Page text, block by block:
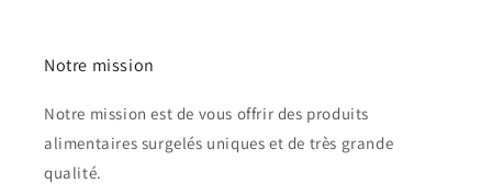
Notre mission
Notre mission est de vous offrir des produits
alimentaires surgelés uniques et de très grande
qualité.